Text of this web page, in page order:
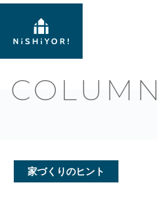
COLUMN
家づくりのヒント